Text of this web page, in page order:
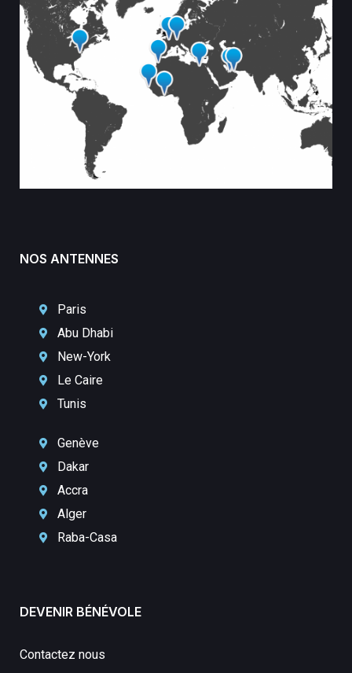
NOS ANTENNES
Paris
Abu Dhabi
New-York
Le Caire
Tunis
Genève
Dakar
Accra
Alger
Raba-Casa
DEVENIR BÉNÉVOLE
Contactez nous